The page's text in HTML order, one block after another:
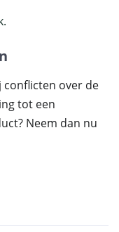
conflicten over de
tot een
Neem dan nu